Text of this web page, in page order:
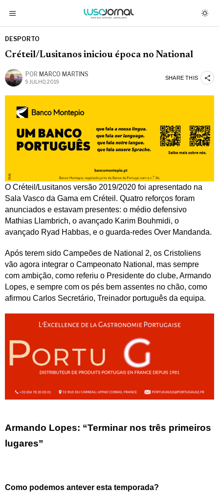
DESPORTO
Créteil/Lusitanos iniciou época no National
POR MARCO MARTINS
9 JULHO, 2019
SHARE THIS
O Créteil/Lusitanos versão 2019/2020 foi apresentado na
Sala Vasco da Gama em Créteil. Quatro reforços foram
anunciados e estavam presentes: o médio defensivo
Mathias Llambrich, o avançado Karim Bouhmidi, o
avançado Ryad Habbas, e o guarda-redes Over Mandanda.
Após terem sido Campeões de National 2, os Cristoliens
vão agora integrar o Campeonato National, mas sempre
com ambição, como referiu o Presidente do clube, Armando
Lopes, e sempre com os pés bem assentes no chão, como
afirmou Carlos Secretário, Treinador português da equipa.
Armando Lopes: “Terminar nos três primeiros
lugares”
Como podemos antever esta temporada?